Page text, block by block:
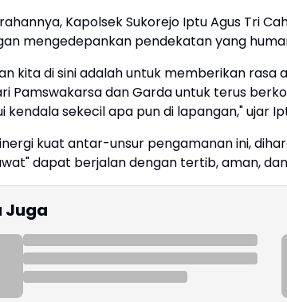
Kapolsek Sukorejo Iptu Agus Tri
mengedepankan pendekatan yang
kita di sini adalah untuk memberikan
Pamswakarsa dan Garda untuk terus
kendala sekecil apa pun di lapangan," ujar
kuat antar-unsur pengamanan ini,
dapat berjalan dengan tertib, aman,
Juga